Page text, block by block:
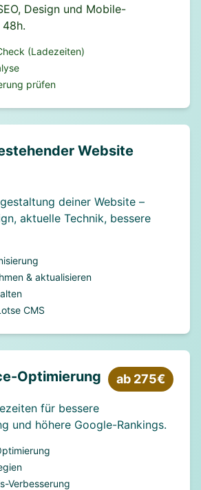
Design und Mobile-
(Ladezeiten)
prüfen
Website
deiner Website –
aktuelle Technik, bessere
& aktualisieren
CMS
Optimierung ab 275€
für bessere
und höhere Google-Rankings.
Verbesserung